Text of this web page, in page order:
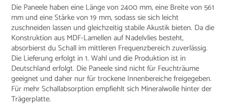
Die Paneele haben eine Länge von 2400 mm, eine Breite von 561
mm und eine Stärke von 19 mm, sodass sie sich leicht
zuschneiden lassen und gleichzeitig stabile Akustik bieten. Da die
Konstruktion aus MDF-Lamellen auf Nadelvlies besteht,
absorbierst du Schall im mittleren Frequenzbereich zuverlässig.
Die Lieferung erfolgt in 1. Wahl und die Produktion ist in
Deutschland erfolgt. Die Paneele sind nicht für Feuchträume
geeignet und daher nur für trockene Innenbereiche freigegeben.
Für mehr Schallabsorption empfiehlt sich Mineralwolle hinter der
Trägerplatte.